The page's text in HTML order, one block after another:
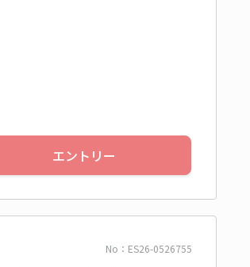
エントリー
No：ES26-0526755